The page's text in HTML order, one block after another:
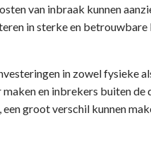
van inbraak kunnen
in sterke en
in zowel fysieke
en inbrekers buiten de
groot verschil kunnen